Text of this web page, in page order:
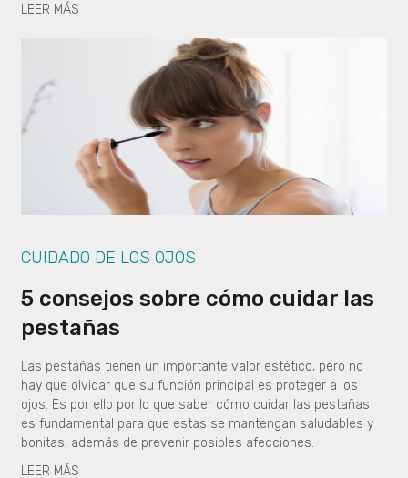
LEER MÁS
CUIDADO DE LOS OJOS
5 consejos sobre cómo cuidar las
pestañas
Las pestañas tienen un importante valor estético, pero no
hay que olvidar que su función principal es proteger a los
ojos. Es por ello por lo que saber cómo cuidar las pestañas
es fundamental para que estas se mantengan saludables y
bonitas, además de prevenir posibles afecciones.
LEER MÁS